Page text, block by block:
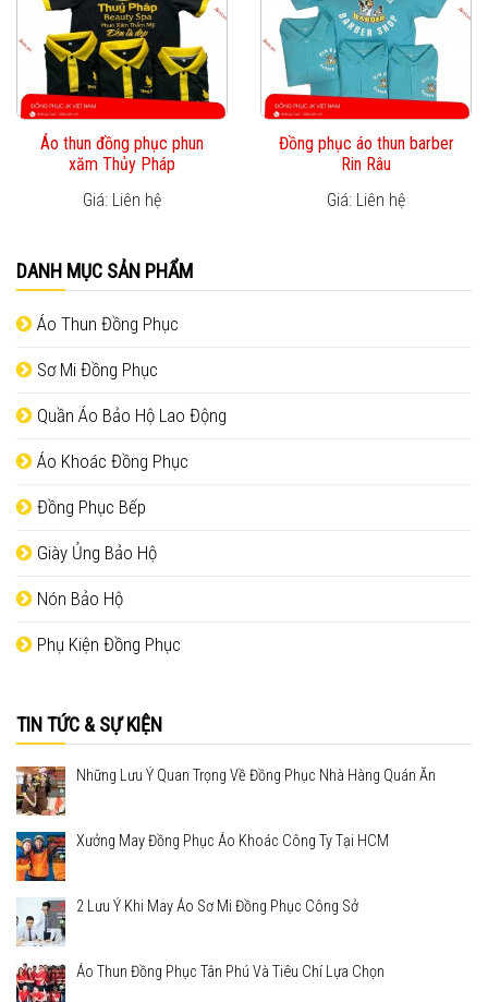
DANH MỤC SẢN PHẨM
Áo Thun Đồng Phục
Sơ Mi Đồng Phục
Quần Áo Bảo Hộ Lao Động
Áo Khoác Đồng Phục
Đồng Phục Bếp
Giày Ủng Bảo Hộ
Nón Bảo Hộ
Phụ Kiện Đồng Phục
TIN TỨC & SỰ KIỆN
Những Lưu Ý Quan Trọng Về Đồng Phục Nhà Hàng Quán Ăn
Xưởng May Đồng Phục Áo Khoác Công Ty Tại HCM
2 Lưu Ý Khi May Áo Sơ Mi Đồng Phục Công Sở
Áo Thun Đồng Phục Tân Phú Và Tiêu Chí Lựa Chọn
Áo thun đồng phục phun
xăm Thủy Pháp
Giá: Liên hệ
Đồng phục áo thun barber
Rin Râu
Giá: Liên hệ